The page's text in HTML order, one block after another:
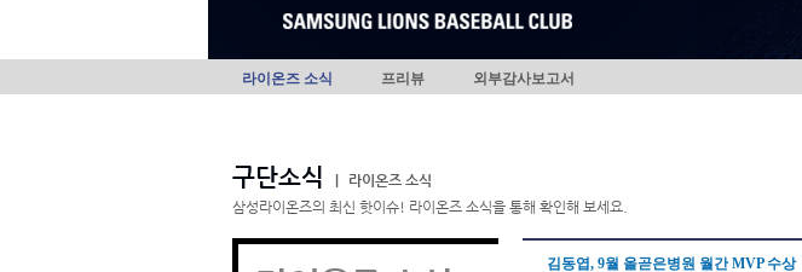
라이온즈 소식 프리뷰 외부감사보고서
구단소식
라이온즈 소식
삼성라이온즈의 최신 핫이슈! 라이온즈 소식을 통해 확인해 보세요.
김동엽, 9월 올곧은병원 월간 MVP 수상